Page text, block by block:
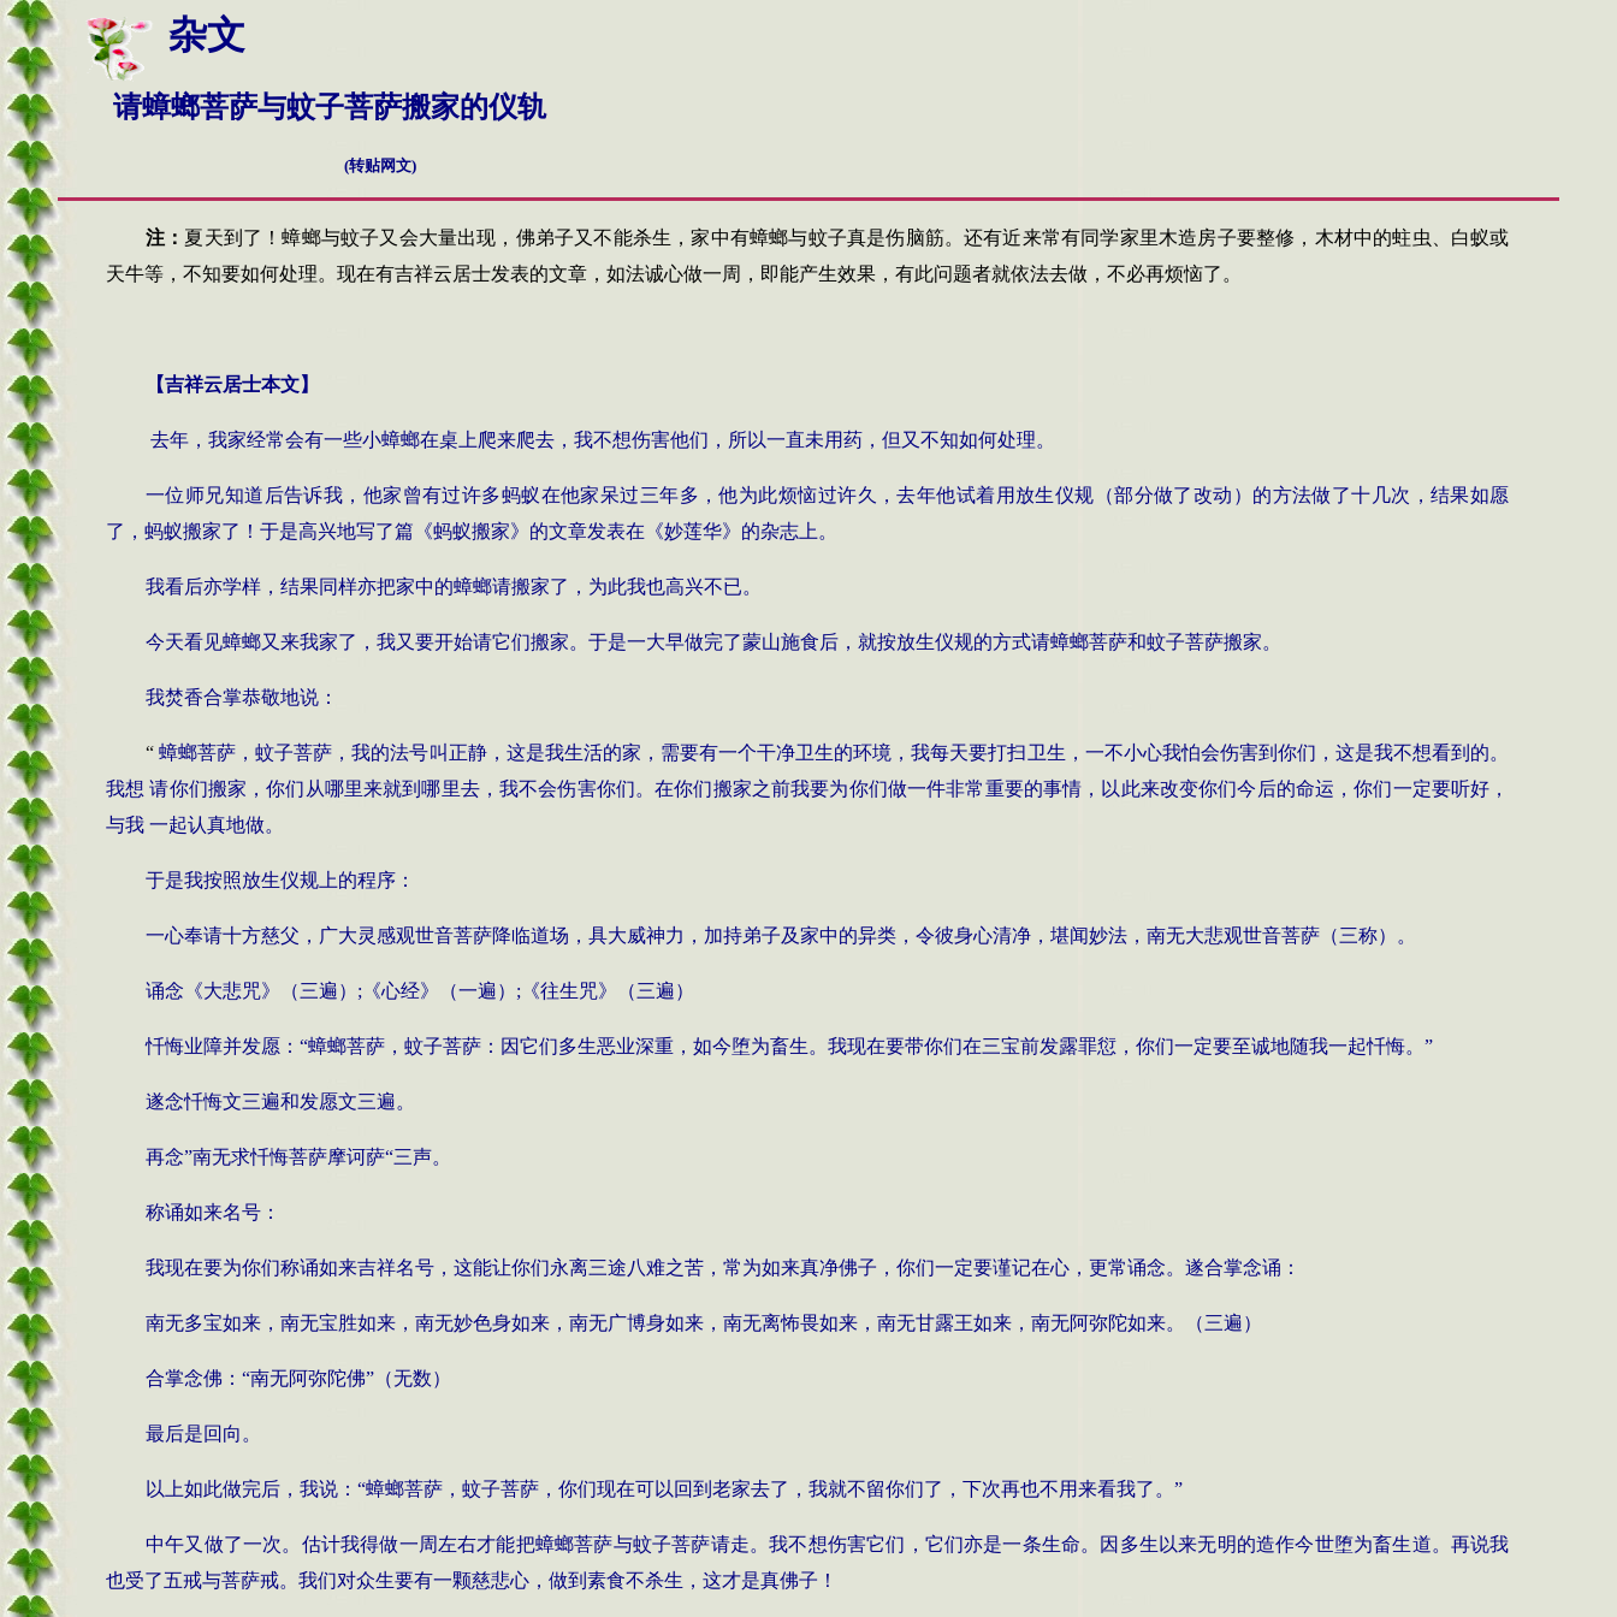
杂文
请蟑螂菩萨与蚊子菩萨搬家的仪轨
(转贴网文)
注： 夏天到了 ！蟑螂与蚊子又会大量出现，佛弟子又不能杀生，家中有蟑螂与蚊子真是伤脑筋。还有近来常有同学家里木造房子要整修，木材中的蛀虫、 白蚁或
天牛等，不知要如何处理。现在有吉祥云居士发表的文章，如法诚心做一周，即能产生效果，有此问题者就依法去做，不必再烦恼了。
【吉祥云居士本文】
去年，我家经常会有一些小蟑螂在桌上爬来爬去，我不想伤害他们，所以一直未用药，但又不知如何处理。
一位师兄知道后告诉我，他家曾有过许多蚂蚁在他家呆过三年多，他为此烦恼过许久，去年他试着用放生仪规（部分做了改动）的方法做了十几次，结果如愿
了，蚂蚁搬家了！于是高兴地写了篇《蚂蚁搬家》的文章发表在《妙莲华》的杂志上。
我看后亦学样，结果同样亦把家中的蟑螂请搬家了，为此我也高兴不已。
今天看见蟑螂又来我家了，我又要开始请它们搬家。于是一大早做完了蒙山施食后，就按放生仪规的方式请蟑螂菩萨和蚊子菩萨搬家。
我焚香合掌恭敬地说：
“蟑螂菩萨，蚊子菩萨，我的法号叫正静，这是我生活的家，需要有一个干净卫生的环境，我每天要打扫卫生，一不小心我怕会伤害到你们，这是我不想看到的。
我想 请你们搬家，你们从哪里来就到哪里去，我不会伤害你们。在你们搬家之前我要为你们做一件非常重要的事情，以此来改变你们今后的命运，你们一定要听好，
与我 一起认真地做。
于是我按照放生仪规上的程序：
一心奉请十方慈父，广大灵感观世音菩萨降临道场，具大威神力，加持弟子及家中的异类，令彼身心清净，堪闻妙法，南无大悲观世音菩萨（三称）。
诵念《大悲咒》（三遍） ; 《心经》（一遍） ; 《往生咒》（三遍）
忏悔业障并发愿： “蟑螂菩萨，蚊子菩萨：因它们多生恶业深重，如今堕为畜生。我现在要带你们在三宝前发露罪愆，你们一定要至诚地随我一起忏悔。 ”
遂念忏悔文三遍和发愿文三遍。
再念”南无求忏悔菩萨摩诃萨“三声。
称诵如来名号：
我现在要为你们称诵如来吉祥名号，这能让你们永离三途八难之苦，常为如来真净佛子，你们一定要谨记在心，更常诵念。遂合掌念诵：
南无多宝如来，南无宝胜如来，南无妙色身如来，南无广博身如来，南无离怖畏如来，南无甘露王如来，南无阿弥陀如来。（三遍）
合掌念佛： “南无阿弥陀佛” （无数）
最后是回向。
以上如此做完后，我说： “蟑螂菩萨，蚊子菩萨，你们现在可以回到老家去了，我就不留你们了，下次再也不用来看我了。 ”
中午又做了一次。估计我得做一周左右才能把蟑螂菩萨与蚊子菩萨请走。我不想伤害它们，它们亦是一条生命。因多生以来无明的造作今世堕为畜生道。再说我
也受了五戒与菩萨戒。我们对众生要有一颗慈悲心，做到素食不杀生，这才是真佛子！